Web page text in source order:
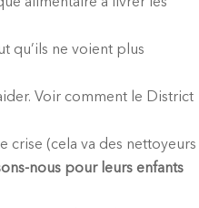
qu’ils ne voient plus
Voir comment le District
crise (cela va des nettoyeurs
nous pour leurs enfants